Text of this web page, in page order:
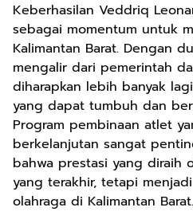
Keberhasilan Veddriq
sebagai momentum untuk
Kalimantan Barat. Dengan
mengalir dari pemerintah
diharapkan lebih banyak
yang dapat tumbuh dan
Program pembinaan atlet
berkelanjutan sangat
bahwa prestasi yang diraih
yang terakhir, tetapi
olahraga di Kalimantan Barat.